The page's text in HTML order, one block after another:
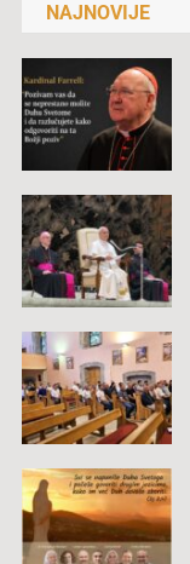
NAJNOVIJE